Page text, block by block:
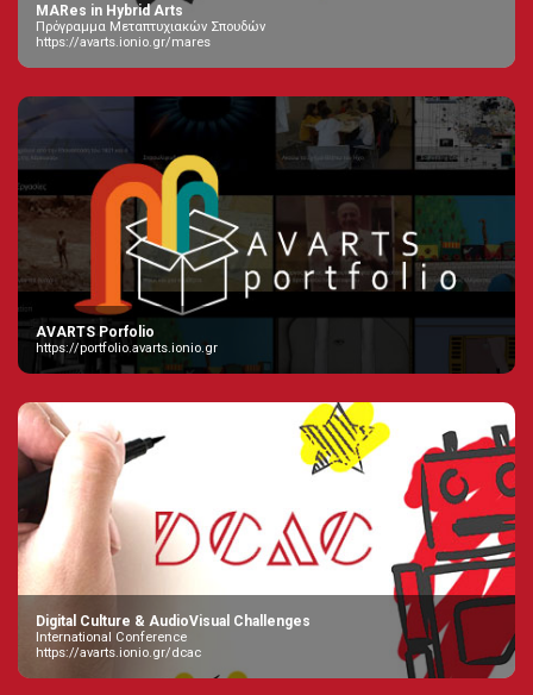
MARes in Hybrid Arts
Πρόγραμμα Μεταπτυχιακών Σπουδών
https://avarts.ionio.gr/mares
AVARTS Porfolio
https://portfolio.avarts.ionio.gr
Digital Culture & AudioVisual Challenges
International Conference
https://avarts.ionio.gr/dcac